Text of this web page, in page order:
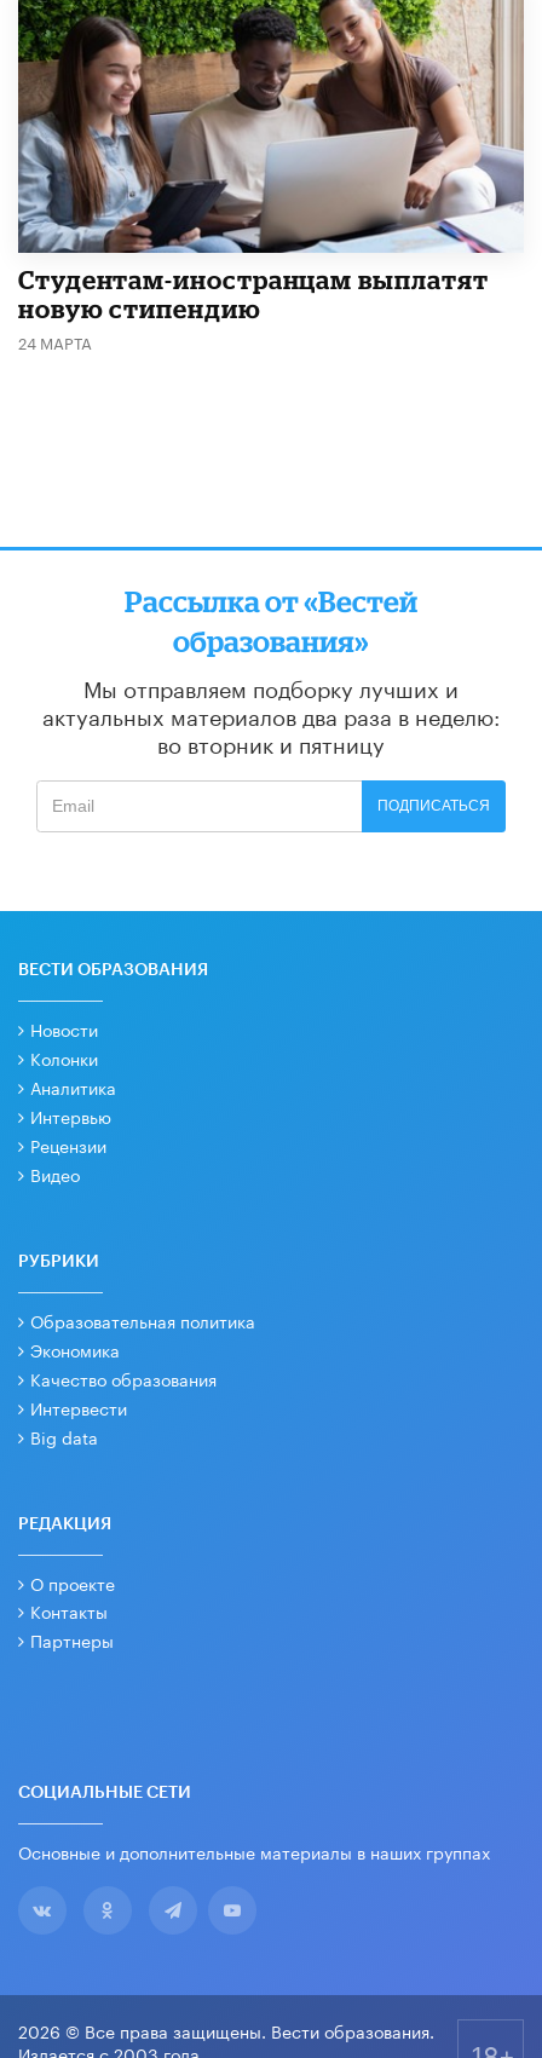
Студентам-иностранцам выплатят
новую стипендию
24 МАРТА
Рассылка от «Вестей
образования»
Мы отправляем подборку лучших и
актуальных материалов два раза в неделю:
во вторник и пятницу
ПОДПИСАТЬСЯ
ВЕСТИ ОБРАЗОВАНИЯ
Новости
Колонки
Аналитика
Интервью
Рецензии
Видео
РУБРИКИ
Образовательная политика
Экономика
Качество образования
Интервести
Big data
РЕДАКЦИЯ
О проекте
Контакты
Партнеры
СОЦИАЛЬНЫЕ СЕТИ
Основные и дополнительные материалы в наших группах
2026 © Все права защищены. Вести образования.